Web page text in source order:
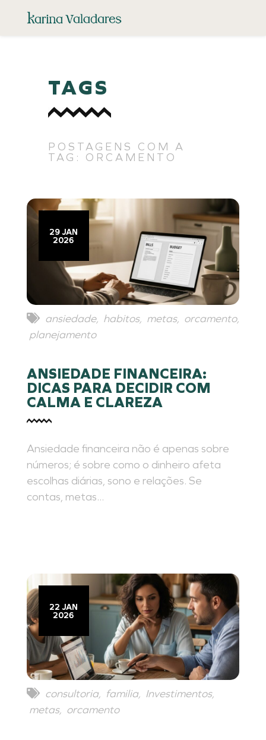
TAGS
POSTAGENS COM A
TAG: ORCAMENTO
29 JAN
2026
ansiedade, habitos, metas, orcamento,
planejamento
ANSIEDADE FINANCEIRA:
DICAS PARA DECIDIR COM
CALMA E CLAREZA
Ansiedade financeira não é apenas sobre
números; é sobre como o dinheiro afeta
escolhas diárias, sono e relações. Se
contas, metas...
22 JAN
2026
consultoria, familia, Investimentos,
metas, orcamento